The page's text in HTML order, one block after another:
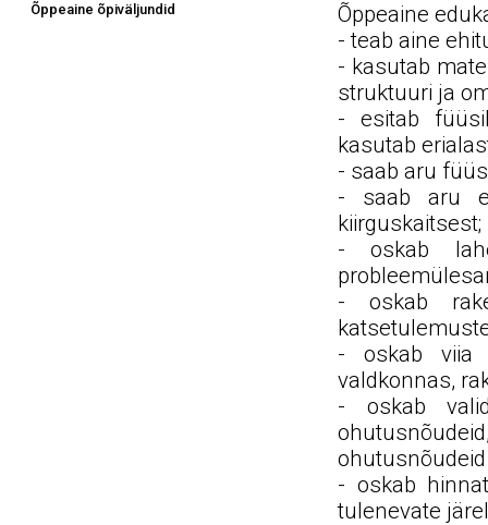
Õppeaine õpiväljundid
Õppeaine
- teab aine
- kasutab
struktuuri ja
- esitab
kasutab
- saab aru
- saab aru
kiirguskaitsest;
- oskab
- oskab
- oskab viia
valdkonnas,
- oskab
- oskab
tulenevate